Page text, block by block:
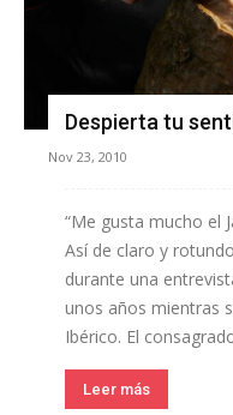
Despierta tu
Nov 23, 2010
“Me gusta mucho el
Así de claro y
durante una
unos años mientras
Ibérico. El
Leer más